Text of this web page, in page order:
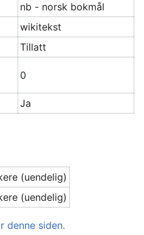
nb - norsk bokmål
wikitekst
Tillatt
0
Ja
(uendelig)
(uendelig)
denne siden.